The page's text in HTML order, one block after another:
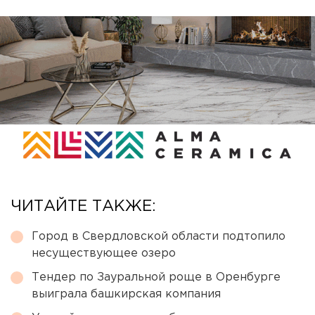
ЧИТАЙТЕ ТАКЖЕ:
Город в Свердловской области подтопило
несуществующее озеро
Тендер по Зауральной роще в Оренбурге
выиграла башкирская компания